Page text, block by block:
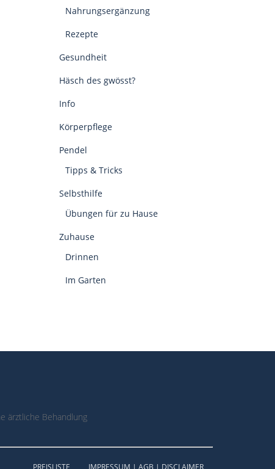
Nahrungsergänzung
Rezepte
Gesundheit
Häsch des gwösst?
Info
Körperpflege
Pendel
Tipps & Tricks
Selbsthilfe
Übungen für zu Hause
Zuhause
Drinnen
Im Garten
ärztliche Behandlung